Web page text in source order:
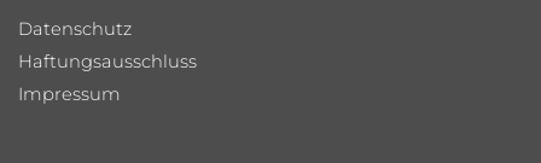
Datenschutz
Haftungsausschluss
Impressum